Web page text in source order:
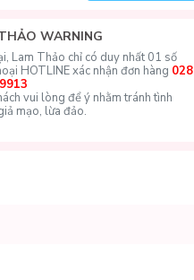
WARNING
Lam Thảo chỉ có duy nhất 01 số
HOTLINE xác nhận đơn hàng 028
vui lòng để ý nhằm tránh tình
mạo, lừa đảo.